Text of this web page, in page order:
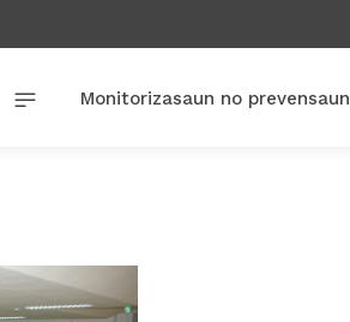
Monitorizasaun no prevensaun